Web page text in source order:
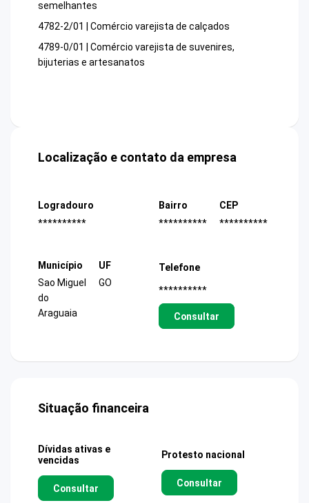
semelhantes
4782-2/01 | Comércio varejista de calçados
4789-0/01 | Comércio varejista de suvenires,
bijuterias e artesanatos
Localização e contato da empresa
Logradouro
**********
Bairro
**********
CEP
**********
Município
Sao Miguel
do
Araguaia
UF
GO
Telefone
**********
Consultar
Situação financeira
Dívidas ativas e
vencidas
Consultar
Protesto nacional
Consultar